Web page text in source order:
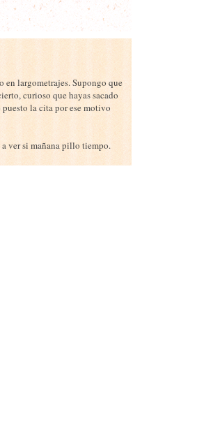
largometrajes. Supongo que
curioso que hayas sacado
la cita por ese motivo
ver si mañana pillo tiempo.